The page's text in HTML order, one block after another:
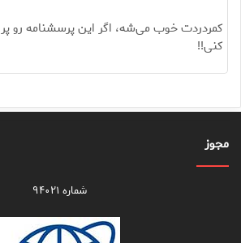
کمردردت خوب می‌شه، اگر این پرسشنامه رو پر
کنی!!
مجوز
شماره ۹۴۰۲۱